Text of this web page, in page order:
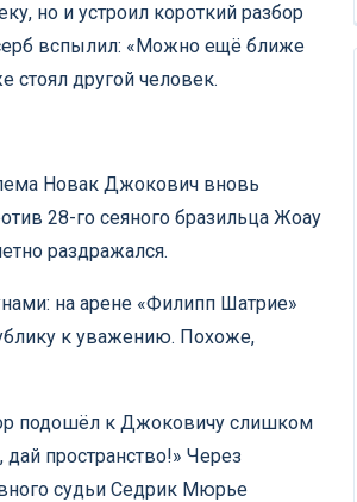
но и устроил короткий разбор
вспылил: «Можно ещё ближе
стоял другой человек.
Новак Джокович вновь
28-го сеяного бразильца Жоау
раздражался.
на арене «Филипп Шатрие»
к уважению. Похоже,
подошёл к Джоковичу слишком
пространство!» Через
судьи Седрик Мюрье